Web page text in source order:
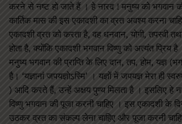
करने से नष्ट हो जाते हैं । हे नारद ! मनुष्य को भगवान
कार्तिक मास की इस एकादशी का व्रत अवश्य करना
एकादशी व्रत को करता है, वह धनवान, योगी, तपस्वी
होता है, क्योंकि एकादशी भगवान विष्णु को अत्यंत प्रिय
मनुष्य भगवान की प्राप्ति के लिए दान, तप, होम, यज्ञ
है। ‘यज्ञानां जपयज्ञोऽस्मि’ । यज्ञों में जपयज्ञ मेरा ही
) आदि करते हैं, उन्हें अक्षय पुण्य मिलता है । इसलिए हे
विष्णु भगवान की पूजा करनी चाहिए । इस एकादशी के
उठकर व्रत का संकल्प लेना चाहिए और पूजा करनी